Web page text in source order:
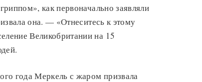
как первоначально заявляли
она. — «Отнеситесь к этому
Великобритании на 15
года Меркель с жаром призвала